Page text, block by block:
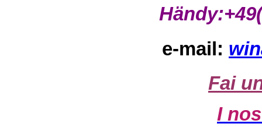
e-mail:
Fai
I